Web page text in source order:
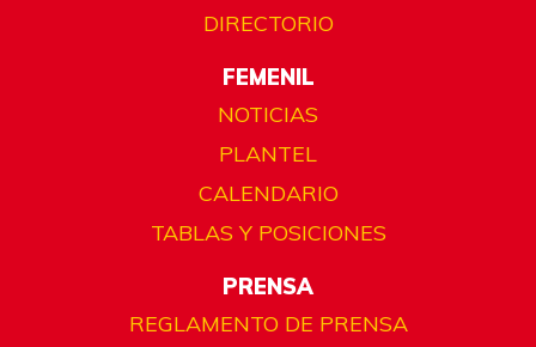
DIRECTORIO
FEMENIL
NOTICIAS
PLANTEL
CALENDARIO
TABLAS Y POSICIONES
PRENSA
REGLAMENTO DE PRENSA